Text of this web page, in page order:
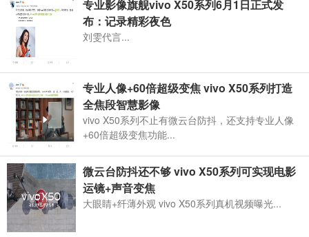
专业影像旗舰vivo X50系列6月1日正式发
布：记录精彩夜色
刘雯代言...
专业人像+60倍超级变焦 vivo X50系列打造
全焦段智慧影像
vivo X50系列不止有微云台防抖，还支持专业人像
+60倍超级变焦功能...
微云台防抖还不够 vivo X50系列可实现电影
运镜+声音变焦
大眼睛+纤薄外观 vivo X50系列真机视频曝光...